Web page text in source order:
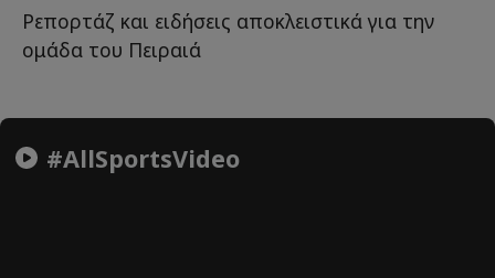
Ρεπορτάζ και ειδήσεις αποκλειστικά για την
ομάδα του Πειραιά
#AllSportsVideo